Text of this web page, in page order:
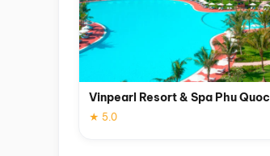
Vinpearl Resort & Spa Phu Quoc
★ 5.0